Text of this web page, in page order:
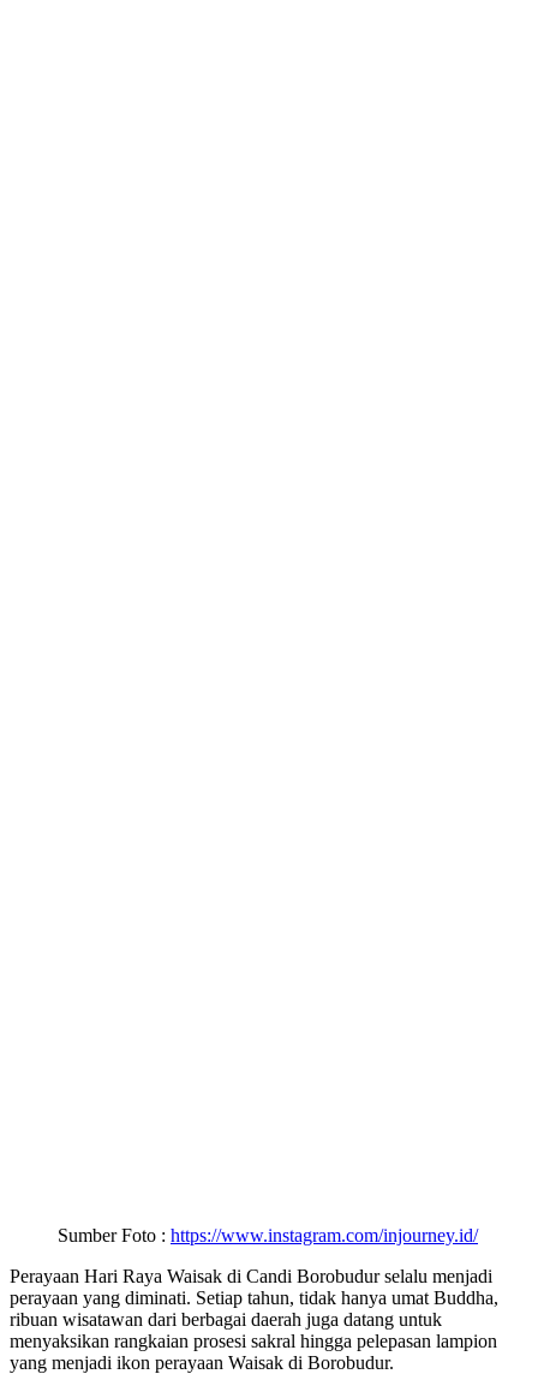
Sumber Foto : https://www.instagram.com/injourney.id/
Perayaan Hari Raya Waisak di Candi Borobudur selalu menjadi
perayaan yang diminati. Setiap tahun, tidak hanya umat Buddha,
ribuan wisatawan dari berbagai daerah juga datang untuk
menyaksikan rangkaian prosesi sakral hingga pelepasan lampion
yang menjadi ikon perayaan Waisak di Borobudur.